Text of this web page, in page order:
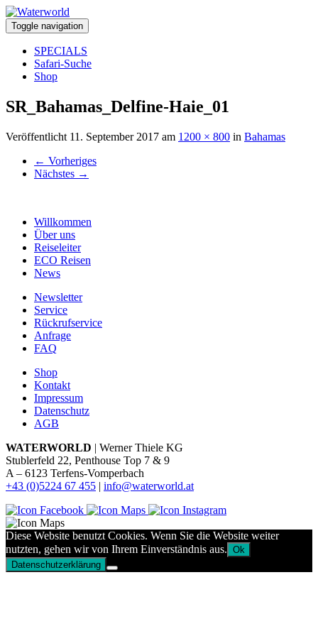
Toggle navigation
SPECIALS
Safari-Suche
Shop
SR_Bahamas_Delfine-Haie_01
Veröffentlicht 11. September 2017 am 1200 × 800 in Bahamas
← Vorheriges
Nächstes →
Willkommen
Über uns
Reiseleiter
ECO Reisen
News
Newsletter
Service
Rückrufservice
Anfrage
FAQ
Shop
Kontakt
Impressum
Datenschutz
AGB
WATERWORLD | Werner Thiele KG
Stublerfeld 22, Penthouse Top 7 & 9
A – 6123 Terfens-Vomperbach
+43 (0)5224 67 455 | info@waterworld.at
Diese Website benutzt Cookies. Wenn Sie die Website weiter
nutzten, gehen wir von Ihrem Einverständnis aus. Ok
Datenschutzerklärung